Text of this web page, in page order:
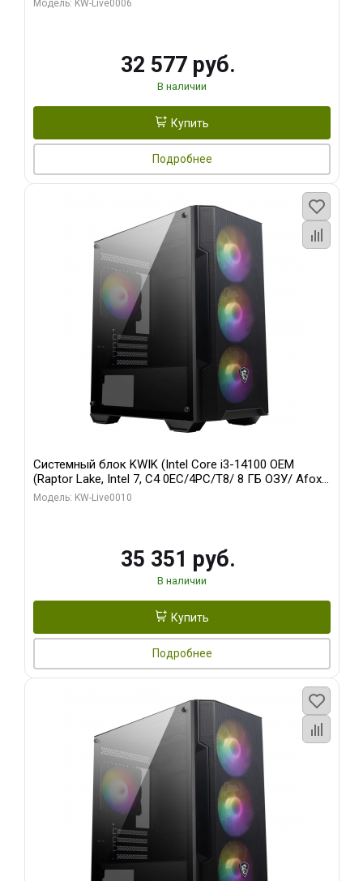
Модель: KW-Live0006
32 577 руб.
В наличии
Купить
Подробнее
Системный блок KWIK (Intel Core i3-14100 OEM
(Raptor Lake, Intel 7, C4 0EC/4PC/T8/ 8 ГБ ОЗУ/ Afox
R5 220 1GB DDR3 64bit VGA DVI HDMI 1FAN LP RTL /
Модель: KW-Live0010
35 351 руб.
В наличии
Купить
Подробнее